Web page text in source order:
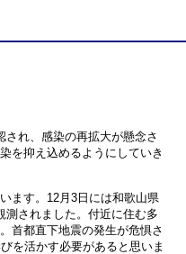
され、感染の再拡大が懸念さ
を抑え込めるようにしていき
ます。12月3日には和歌山県
測されました。付近に住む多
首都直下地震の発生が危惧さ
を活かす必要があると思いま